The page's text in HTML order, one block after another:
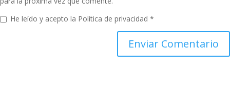
He leído y acepto la Política de privacidad *